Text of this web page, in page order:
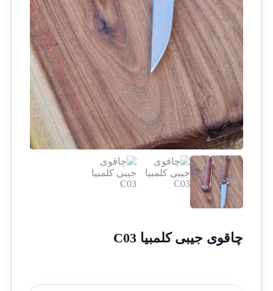
چاقوی جیبی کلمبیا C03